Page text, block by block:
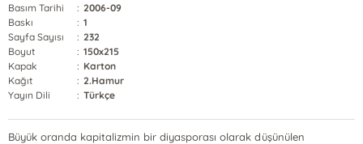
Basım Tarihi
: 2006-09
Baskı
: 1
Sayfa Sayısı
: 232
Boyut
: 150x215
Kapak
: Karton
Kağıt
: 2.Hamur
Yayın Dili
: Türkçe
Büyük oranda kapitalizmin bir diyasporası olarak düşünülen